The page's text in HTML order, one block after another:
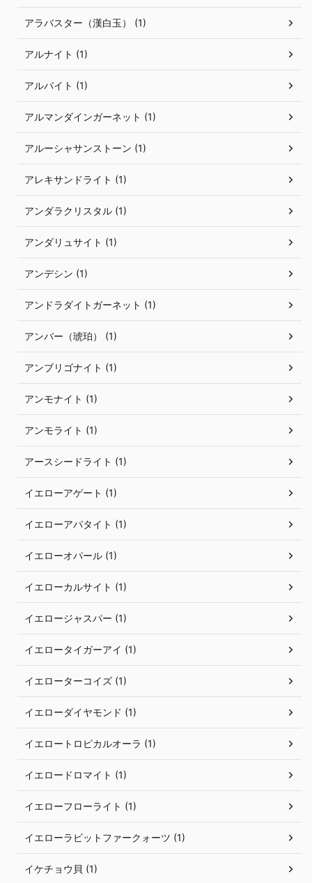
アラバスター（漢白玉） (1)
アルナイト (1)
アルバイト (1)
アルマンダインガーネット (1)
アルーシャサンストーン (1)
アレキサンドライト (1)
アンダラクリスタル (1)
アンダリュサイト (1)
アンデシン (1)
アンドラダイトガーネット (1)
アンバー（琥珀） (1)
アンブリゴナイト (1)
アンモナイト (1)
アンモライト (1)
アースシードライト (1)
イエローアゲート (1)
イエローアパタイト (1)
イエローオパール (1)
イエローカルサイト (1)
イエロージャスパー (1)
イエロータイガーアイ (1)
イエローターコイズ (1)
イエローダイヤモンド (1)
イエロートロピカルオーラ (1)
イエロードロマイト (1)
イエローフローライト (1)
イエローラビットファークォーツ (1)
イケチョウ貝 (1)